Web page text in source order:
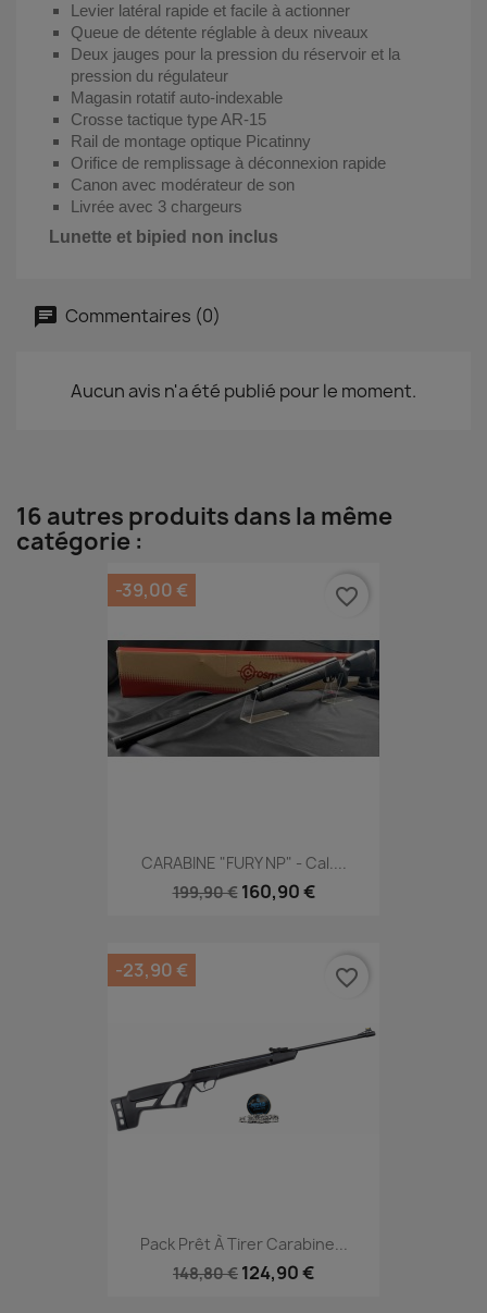
Levier latéral rapide et facile à actionner
Queue de détente réglable à deux niveaux
Deux jauges pour la pression du réservoir et la
pression du régulateur
Magasin rotatif auto-indexable
Crosse tactique type AR-15
Rail de montage optique Picatinny
Orifice de remplissage à déconnexion rapide
Canon avec modérateur de son
Livrée avec 3 chargeurs
Lunette et bipied non inclus
Commentaires (0)
Aucun avis n'a été publié pour le moment.
16 autres produits dans la même
catégorie :
CARABINE "FURY NP" - Cal....
199,90 € 160,90 €
-39,00 € favorite_border
Pack Prêt À Tirer Carabine...
148,80 € 124,90 €
-23,90 € favorite_border